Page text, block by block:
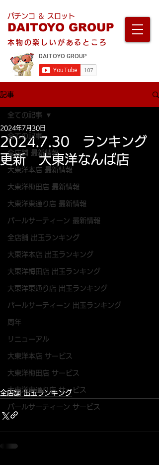
パチンコ ＆ スロット
DAITOYO GROUP
本物の楽しいがあるところ
記事
全ての記事
全店舗 最新情報
大東洋本店 最新情報
大東洋梅田店 最新情報
大東洋東通り店 最新情報
パールサーティーン 最新情報
全店舗 出玉ランキング
大東洋本店 出玉ランキング
大東洋梅田店 出玉ランキング
大東洋東通り店 出玉ランキング
パールサーティーン 出玉ランキング
周年
リニューアル
大東洋本店 サービス
大東洋梅田店 サービス
大東洋東通り店 サービス
パールサーティーン サービス
全ての記事
2024.7.30 ランキング
更新 大東洋なんば店
2024年7月30日
全店舗 出玉ランキング